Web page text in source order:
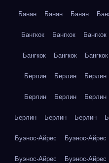
Банан Банан Банан
Бангкок Бангкок Бангкок
Бангкок Бангкок Бангкок
Берлин Берлин Берлин
Берлин Берлин Берлин
Берлин Берлин Берлин
Буэнос-Айрес Буэнос-Айрес
Буэнос-Айрес Буэнос-Айрес